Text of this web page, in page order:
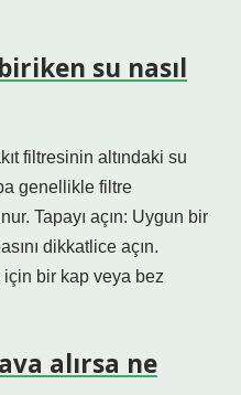
su nasıl
filtresinin altındaki su
genellikle filtre
Tapayı açın: Uygun bir
dikkatlice açın.
bir kap veya bez
alırsa ne